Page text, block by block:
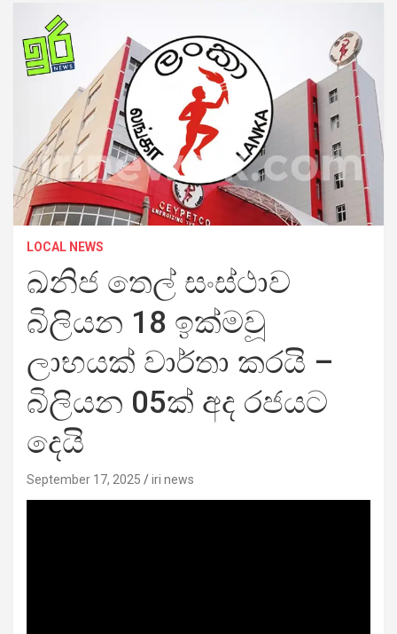
LOCAL NEWS
ඛනිජ තෙල් සංස්ථාව
බිලියන 18 ඉක්මවූ
ලාභයක් වාර්තා කරයි –
බිලියන 05ක් අද රජයට
දෙයි
September 17, 2025 iri news